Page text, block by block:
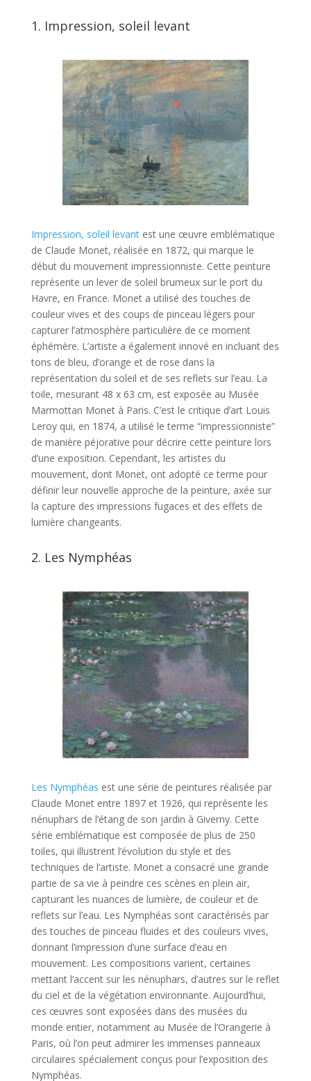
1. Impression, soleil levant
Impression, soleil levantest une œuvre emblématique
de Claude Monet, réalisée en 1872, qui marque le
début du mouvement impressionniste. Cette peinture
représente un lever de soleil brumeux sur le port du
Havre, en France. Monet a utilisé des touches de
couleur vives et des coups de pinceau légers pour
capturer l’atmosphère particulière de ce moment
éphémère. L’artiste a également innové en incluant des
tons de bleu, d’orange et de rose dans la
représentation du soleil et de ses reflets sur l’eau. La
toile, mesurant 48 x 63 cm, est exposée au Musée
Marmottan Monet à Paris. C’est le critique d’art Louis
Leroy qui, en 1874, a utilisé le terme “impressionniste”
de manière péjorative pour décrire cette peinture lors
d’une exposition. Cependant, les artistes du
mouvement, dont Monet, ont adopté ce terme pour
définir leur nouvelle approche de la peinture, axée sur
la capture des impressions fugaces et des effets de
lumière changeants.
2. Les Nymphéas
Les Nymphéas est une série de peintures réalisée par
Claude Monet entre 1897 et 1926, qui représente les
nénuphars de l’étang de son jardin à Giverny. Cette
série emblématique est composée de plus de 250
toiles, qui illustrent l’évolution du style et des
techniques de l’artiste. Monet a consacré une grande
partie de sa vie à peindre ces scènes en plein air,
capturant les nuances de lumière, de couleur et de
reflets sur l’eau. Les Nymphéas sont caractérisés par
des touches de pinceau fluides et des couleurs vives,
donnant l’impression d’une surface d’eau en
mouvement. Les compositions varient, certaines
mettant l’accent sur les nénuphars, d’autres sur le reflet
du ciel et de la végétation environnante. Aujourd’hui,
ces œuvres sont exposées dans des musées du
monde entier, notamment au Musée de l’Orangerie à
Paris, où l’on peut admirer les immenses panneaux
circulaires spécialement conçus pour l’exposition des
Nymphéas.